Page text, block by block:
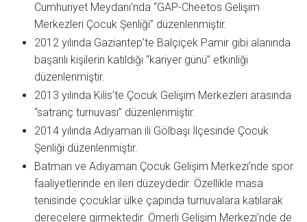
Cumhuriyet Meydanı’nda “GAP-Cheetos Gelişim
Merkezleri Çocuk Şenliği” düzenlenmiştir.
2012 yılında Gaziantep’te Balçiçek Pamir gibi alanında
başarılı kişilerin katıldığı “kariyer günü” etkinliği
düzenlenmiştir.
2013 yılında Kilis’te Çocuk Gelişim Merkezleri arasında
“satranç turnuvası” düzenlenmiştir.
2014 yılında Adıyaman ili Gölbaşı İlçesinde Çocuk
Şenliği düzenlenmiştir.
Batman ve Adıyaman Çocuk Gelişim Merkezi’nde spor
faaliyetlerinde en ileri düzeydedir. Özellikle masa
tenisinde çocuklar ülke çapında turnuvalara katılarak
derecelere girmektedir. Ömerli Gelişim Merkezi’nde de